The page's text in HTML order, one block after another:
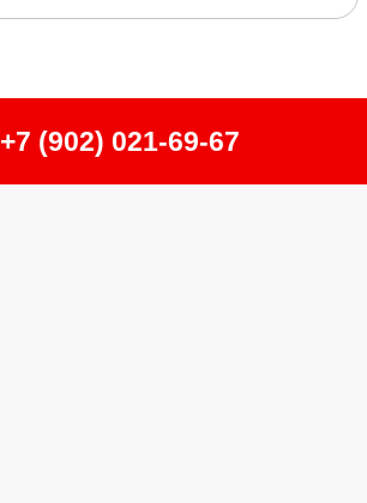
+7 (902) 021-69-67